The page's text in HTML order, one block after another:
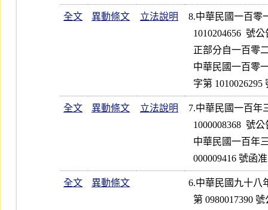
全文 異動條文 立法說明
8.中華民國一百零
全文 異動條文 立法說明
7.中華民國一百年
全文 異動條文
6.中華民國九十八